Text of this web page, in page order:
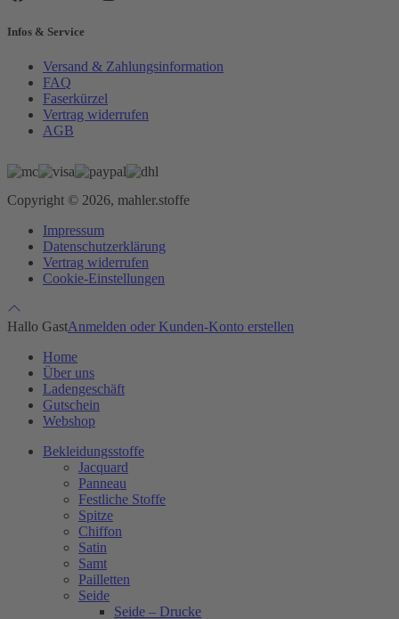
Infos & Service
Versand & Zahlungsinformation
FAQ
Faserkürzel
Vertrag widerrufen
AGB
Copyright © 2026, mahler.stoffe
Impressum
Datenschutzerklärung
Vertrag widerrufen
Cookie-Einstellungen
Hallo GastAnmelden oder Kunden-Konto erstellen
Home
Über uns
Ladengeschäft
Gutschein
Webshop
Bekleidungsstoffe
Jacquard
Panneau
Festliche Stoffe
Spitze
Chiffon
Satin
Samt
Pailletten
Seide
Seide – Drucke